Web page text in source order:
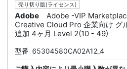
売り切り版(ライセンス)
Adobe
Adobe -VIP
Creative Cloud Pro 企業向け グ
追加 4ヶ月 Level 2(10 - 49)
型番 65304580CA02A12_4